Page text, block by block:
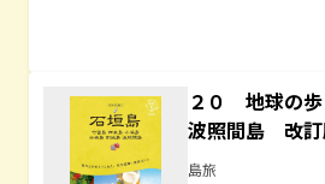
２０ 地球の
波照間島 改
島旅